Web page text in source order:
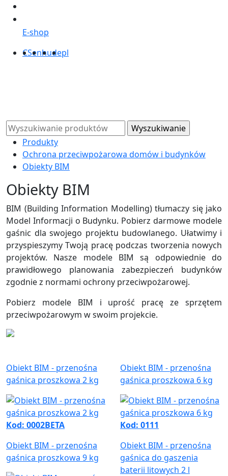
E-shop
CSenhudepl
Produkty
Ochrona przeciwpożarowa domów i budynków
Obiekty BIM
Obiekty BIM
BIM (Building Information Modelling) tłumaczy się jako
Model Informacji o Budynku. Pobierz darmowe modele
gaśnic dla swojego projektu budowlanego. Ułatwimy i
przyspieszymy Twoją pracę podczas tworzenia nowych
projektów. Nasze modele BIM są odpowiednie do
prawidłowego planowania zabezpieczeń budynków
zgodnie z normami ochrony przeciwpożarowej.
Pobierz modele BIM i uprość pracę ze sprzętem
przeciwpożarowym w swoim projekcie.
Obiekt BIM - przenośna
gaśnica proszkowa 2 kg
Kod: 0002BETA
Obiekt BIM - przenośna
gaśnica proszkowa 6 kg
Kod: 0111
Obiekt BIM - przenośna
gaśnica proszkowa 9 kg
Obiekt BIM - przenośna
gaśnica do gaszenia
baterii litowych 2 l